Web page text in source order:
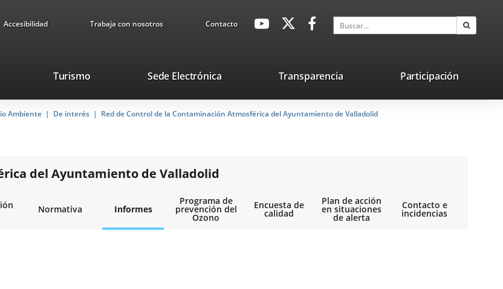
Accesibilidad Trabaja con nosotros ContactoavaHeaderSocial
Enlace
externa.
Enlace
aplicación
externa.
Enlace
aplicación
externa.
Buscar
TurismoEste
se
abrirá
nueva.
Sede ElectrónicaEnlace
una
aplicación
Transparencia Participación
Ambiente De interés
Red de Control de la Contaminación Atmosférica del Ayuntamiento de Valladolid
del Ayuntamiento de Valladolid
Normativa Informes
Programa de
prevención del
Ozono
Encuesta de
calidad
Plan de acción
en situaciones
de alerta
Contacto e
incidencias